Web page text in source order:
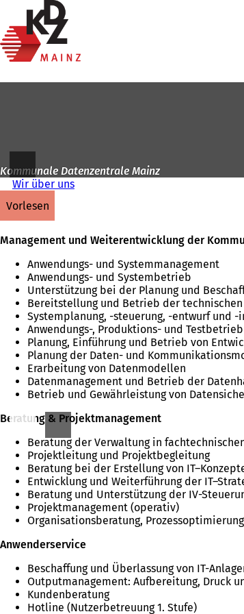
Inhalt anspringen
Startseite
Kommunale Datenzentrale Mainz
Wir über uns
vorlesen
Management und Weiterentwicklung der
Anwendungs- und Systemmanagement
Anwendungs- und Systembetrieb
Unterstützung bei der Planung und
Bereitstellung und Betrieb der
Systemplanung, -steuerung, -entwurf und -
Anwendungs-, Produktions- und Testbetrieb
Planung, Einführung und Betrieb von
Planung der Daten- und
Erarbeitung von Datenmodellen
Datenmanagement und Betrieb der
Betrieb und Gewährleistung von
Beratung & Projektmanagement
Beratung der Verwaltung in
Projektleitung und Projektbegleitung
Beratung bei der Erstellung von
Entwicklung und Weiterführung der
Beratung und Unterstützung der IV-
Projektmanagement (operativ)
Organisationsberatung,
Anwenderservice
Beschaffung und Überlassung von IT-
Outputmanagement: Aufbereitung, Druck
Kundenberatung
Hotline (Nutzerbetreuung 1. Stufe)